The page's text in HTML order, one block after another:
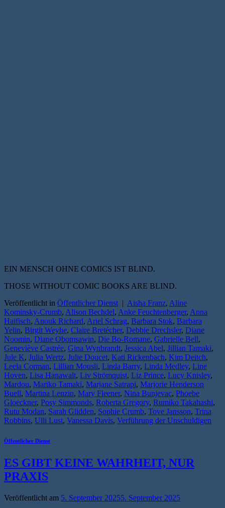
EIN MENSCH OHNE COMICS IST BLIND.
THOSE WITHOUT COMIC BOOKS ARE BLIND.
Veröffentlicht in Öffentlicher Dienst Aisha Franz, Aline
Kominsky-Crumb, Alison Bechdel, Anke Feuchtenberger, Anna
Haifisch, Anouk Richard, Ariel Schrag, Barbara Stok, Barbara
Yelin, Birgit Weyhe, Claire Bretécher, Debbie Drechsler, Diane
Noomin, Diane Obomsawin, Die Bo-Romane, Gabrielle Bell,
Geneviève Castrée, Gina Wynbrandt, Jessica Abel, Jillian Tamaki,
Jule K, Julia Wertz, Julie Doucet, Kati Rickenbach, Kim Deitch,
Leela Corman, Lillian Mousli, Linda Barry, Linda Medley, Line
Hoven, Lisa Hanawalt, Liv Strömquist, Liz Prince, Lucy Knisley,
Mardou, Mariko Tamaki, Marjane Satrapi, Marjorie Henderson
Buell, Martina Lenzin, Mary Fleener, Nina Bunjevac, Phoebe
Gloeckner, Posy Simmonds, Roberta Gregory, Rumiko Takahashi,
Rutu Modan, Sarah Glidden, Sophie Crumb, Tove Jansson, Trina
Robbins, Ulli Lust, Vanessa Davis, Verführung der Unschuldigen
Öffentlicher Dienst
ES GIBT KEINE WAHRHEIT, NUR
PRAXIS
Veröffentlicht am 5. September 20255. September 2025